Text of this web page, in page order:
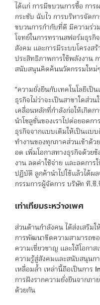
ได้แก่ การมีขบวนการซื้อ กา
กระชับ ฉับไว การบริหารจัดก
ขบวนการกำกับที่ดี มีความร่
โจทย์ในการทรานสฟอร์มธุร
สังคม และการมีระบบโครง
ประสิทธิภาพการใช้พลังงาน
สนับสนุนคิดค้นนวัตกรรมใหม่
“ความยั่งยืนกับเทคโนโลยีเ
ธุรกิจไม่ว่าจะเป็นสาขาใดส่ว
เคลื่อนหลักที่กำลังก่อให้เกิดก
นำโซลูชั่นของเราไปต่อยอด
ธุรกิจจากแบบเดิมให้เป็นแบ
ทำงานของทุกภาคส่วนเข้าด้
อด เพิ่มโอกาสทางธุรกิจด้วย
งาน ลดค่าใช้จ่าย และลดการ
ปฏิบัติ ลูกค้านำไปใช้แล้วได้ผล
กรรมการผู้จัดการ บริษัท ที.ซี.
เท่าเทียมระหว่างเพศ
ส่วนด้านกำลังคน ได้ส่งเสริม
การพัฒนาขีดความสามารถ
ความเชี่ยวชาญ และให้โอกา
ความรู้สู่สังคมและสนับสนุนก
เหลื่อมล้ำ เหล่านี้ถือเป็นการ
การฝังรากความยั่งยืนจากภ
ด้วยกัน